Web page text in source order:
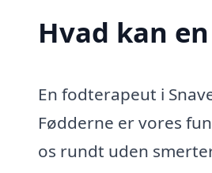
Hvad kan
En fodterapeut i
Fødderne er vores
os rundt uden